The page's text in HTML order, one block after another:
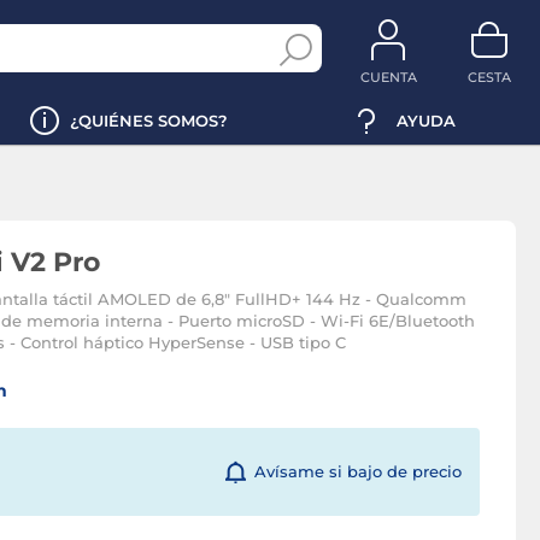
CUENTA CESTA
¿QUIÉNES SOMOS? AYUDA
V2 Pro
táctil AMOLED de 6,8" FullHD+ 144 Hz - Qualcomm
de memoria interna - Puerto microSD - Wi-Fi 6E/Bluetooth
Control háptico HyperSense - USB tipo C
Avísame si bajo de precio